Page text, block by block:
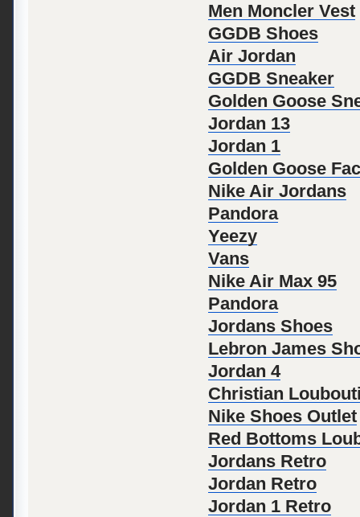
Men Moncler Vest
GGDB Shoes
Air Jordan
GGDB Sneaker
Golden Goose
Jordan 13
Jordan 1
Golden Goose
Nike Air Jordans
Pandora
Yeezy
Vans
Nike Air Max 95
Pandora
Jordans Shoes
Lebron James
Jordan 4
Christian
Nike Shoes Outlet
Red Bottoms
Jordans Retro
Jordan Retro
Jordan 1 Retro